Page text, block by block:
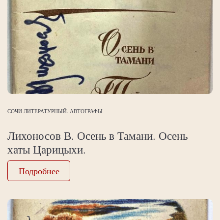
СОЧИ ЛИТЕРАТУРНЫЙ. АВТОГРАФЫ
Лихоносов В. Осень в Тамани. Осень
хаты Царицыхи.
Подробнее